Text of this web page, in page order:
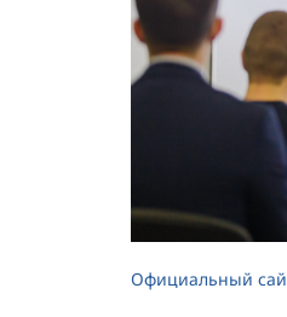
Официальный